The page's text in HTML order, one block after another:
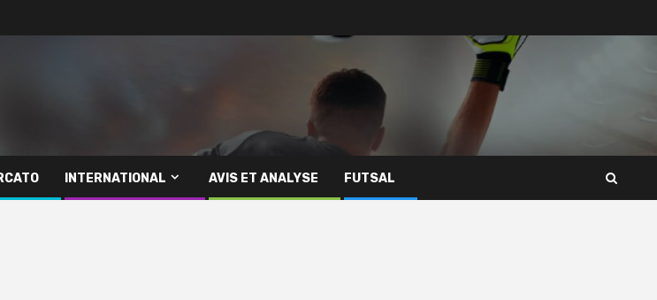
INTERNATIONAL AVIS ET ANALYSE FUTSAL